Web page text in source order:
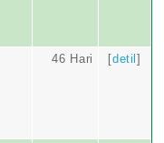
46 Hari [detil]